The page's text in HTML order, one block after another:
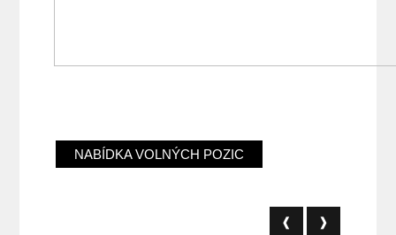
NABÍDKA VOLNÝCH POZIC
❰ ❱